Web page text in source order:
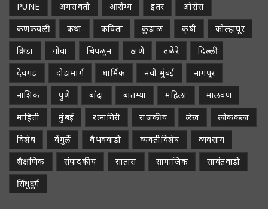
PUNE अमरावती आरोग्य इतर
ओरोस
कणकवली
कथा कविता कुडाळ कृषी
कोल्हापूर
क्रिडा
गोवा चिपळून ठाणे तळेरे
दिल्ली
देवगड
दोडामार्ग धार्मिक नवी मुंबई
नागपूर
नाशिक
पुणे बांदा बातम्या महिला
मालवण
माहिती
मुंबई रत्नागिरी राजकीय लेख
लोककला
विशेष
वेंगुर्ले वैभववाडी व्यक्तीविशेष
व्यवसाय
शैक्षणिक
संपादकीय सातारा सामाजिक
सावंतवाडी
सिंधुदुर्ग